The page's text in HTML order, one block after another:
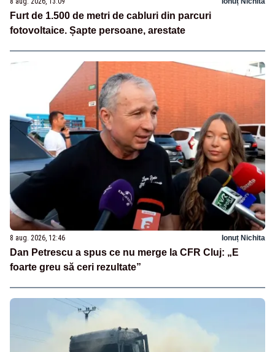
Furt de 1.500 de metri de cabluri din parcuri
fotovoltaice. Șapte persoane, arestate
8 aug. 2026, 12:46 Ionuț Nichita
Dan Petrescu a spus ce nu merge la CFR Cluj: „E
foarte greu să ceri rezultate”